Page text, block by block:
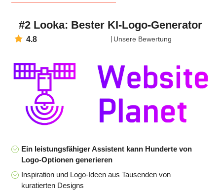
#2 Looka: Bester KI-Logo-Generator
4.8 Unsere Bewertung
Ein leistungsfähiger Assistent kann Hunderte von
Logo-Optionen generieren
Inspiration und Logo-Ideen aus Tausenden von
kuratierten Designs